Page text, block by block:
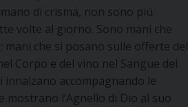
di crisma, non sono più
volte al giorno. Sono mani che
mani che si posano sulle offerte del
Corpo e del vino nel Sangue del
accompagnando le
mostrano l’Agnello di Dio al suo